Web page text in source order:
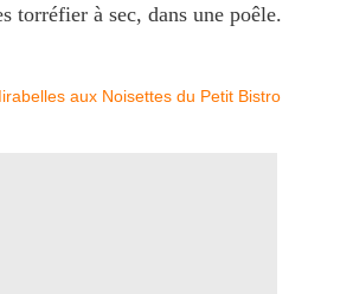
torréfier à sec, dans une poêle.